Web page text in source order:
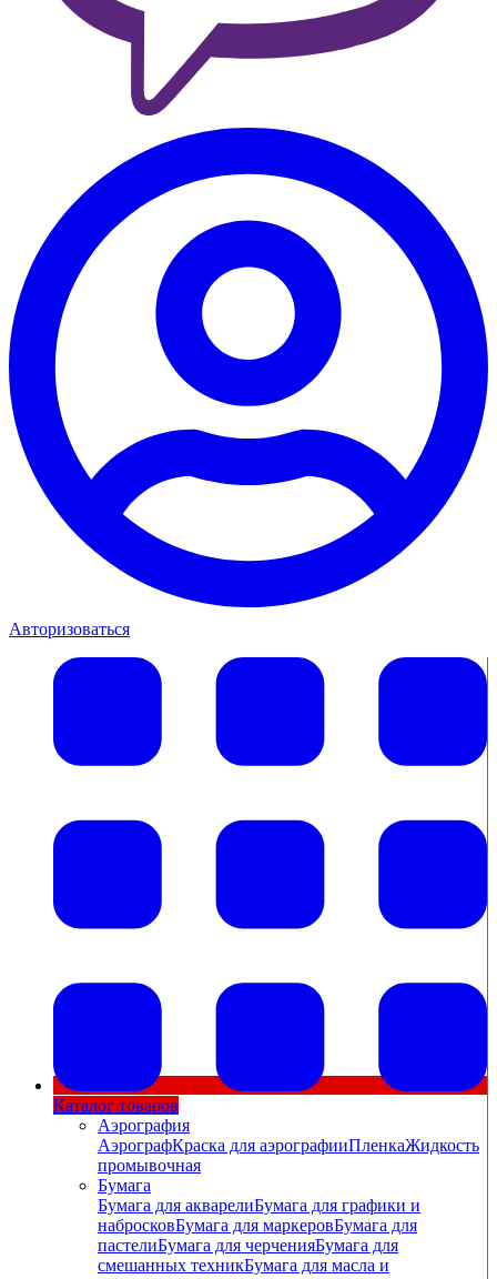
Авторизоваться
Каталог товаров
Аэрография
АэрографКраска для аэрографииПленкаЖидкость
промывочная
Бумага
Бумага для акварелиБумага для графики и
набросковБумага для маркеровБумага для
пастелиБумага для черченияБумага для
смешанных техникБумага для масла и